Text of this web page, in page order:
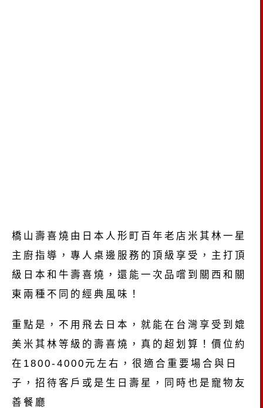
橋山壽喜燒由日本人形町百年老店米其林一星
主廚指導，專人桌邊服務的頂級享受，主打頂
級日本和牛壽喜燒，還能一次品嚐到關西和關
東兩種不同的經典風味！
重點是，不用飛去日本，就能在台灣享受到媲
美米其林等級的壽喜燒，真的超划算！價位約
在1800-4000元左右，很適合重要場合與日
子，招待客戶或是生日壽星，同時也是寵物友
善餐廳